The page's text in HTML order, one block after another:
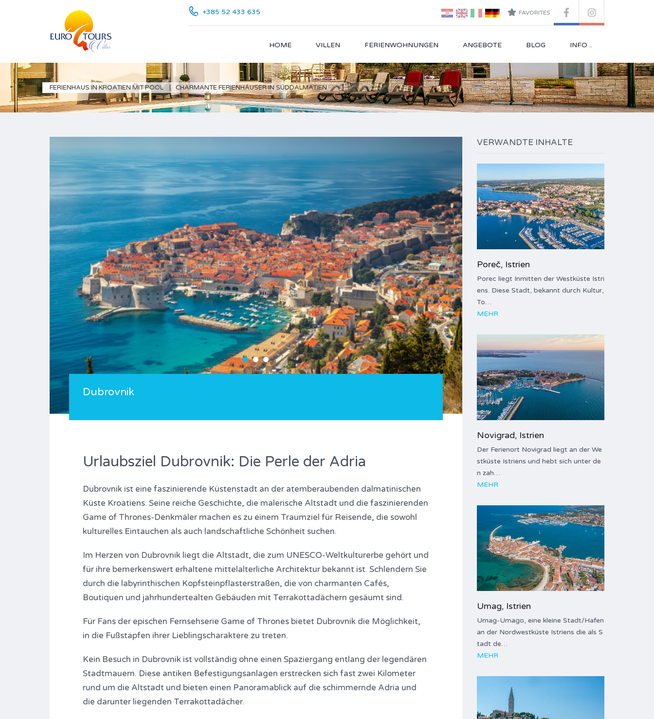
FAVORITES
+385 52 433 635
HOME VILLEN FERIENWOHNUNGEN ANGEBOTE BLOG INFO ..
FERIENHAUS IN KROATIEN MIT POOL CHARMANTE FERIENHÄUSER IN SÜDDALMATIEN
Dubrovnik
Urlaubsziel Dubrovnik: Die Perle der Adria
Dubrovnik ist eine faszinierende Küstenstadt an der atemberaubenden dalmatinischen
Küste Kroatiens. Seine reiche Geschichte, die malerische Altstadt und die faszinierenden
Game of Thrones-Denkmäler machen es zu einem Traumziel für Reisende, die sowohl
kulturelles Eintauchen als auch landschaftliche Schönheit suchen.
Im Herzen von Dubrovnik liegt die Altstadt, die zum UNESCO-Weltkulturerbe gehört und
für ihre bemerkenswert erhaltene mittelalterliche Architektur bekannt ist. Schlendern Sie
durch die labyrinthischen Kopfsteinpflasterstraßen, die von charmanten Cafés,
Boutiquen und jahrhundertealten Gebäuden mit Terrakottadächern gesäumt sind.
Für Fans der epischen Fernsehserie Game of Thrones bietet Dubrovnik die Möglichkeit,
in die Fußstapfen ihrer Lieblingscharaktere zu treten.
Kein Besuch in Dubrovnik ist vollständig ohne einen Spaziergang entlang der legendären
Stadtmauern. Diese antiken Befestigungsanlagen erstrecken sich fast zwei Kilometer
rund um die Altstadt und bieten einen Panoramablick auf die schimmernde Adria und
die darunter liegenden Terrakottadächer.
VERWANDTE INHALTE
Poreč, Istrien
Porec liegt Inmitten der Westküste Istri
ens. Diese Stadt, bekannt durch Kultur,
To…
MEHR
Novigrad, Istrien
Der Ferienort Novigrad liegt an der We
stküste Istriens und hebt sich unter de
n zah…
MEHR
Umag, Istrien
Umag-Umago, eine kleine Stadt/Hafen
an der Nordwestküste Istriens die als S
tadt de…
MEHR